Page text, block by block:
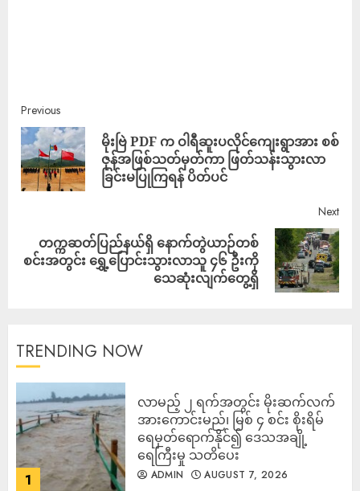
Previous
မိုးဗြဲ PDF က ဝါရီဆူးပလိုင်ကျေးရွာအား စစ်
ဇုန်အဖြစ်သတ်မှတ်ကာ ဖြတ်သန်းသွားလာ
ခြင်းမပြုကြရန် ပိတ်ပင်
Next
တက္ကဆတ်ပြည်နယ်ရှိ နောက်တွဲယာဉ်တစ်
စင်းအတွင်း ရွှေ့ပြောင်းသွားလာသူ ၄၆ ဦးကို
သေဆုံးလျက်တွေ့ရှိ
TRENDING NOW
1
လာမည့် ၂ ရက်အတွင်း မိုးဆက်လက်
အားကောင်းမည်၊ မြစ် ၄ စင်း စိုးရိမ်
ရေမှတ်ရောက်နိုင်၍ ဒေသအချို့
ရေကြီးမှု သတိပေး
ADMIN AUGUST 7, 2026